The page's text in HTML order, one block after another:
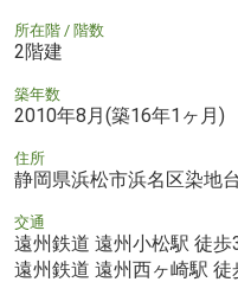
所在階 / 階数
2階建
築年数
2010年8月(築16年1ヶ月)
住所
静岡県浜松市浜名区染地
交通
遠州鉄道 遠州小松駅 徒歩
遠州鉄道 遠州西ヶ崎駅 徒